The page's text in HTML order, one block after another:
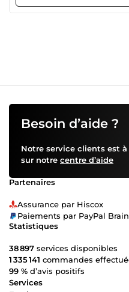
Besoin d’aide ?
Notre service clients est
sur notre centre d’aide
Partenaires
Assurance par Hiscox
Paiements par PayPal
Statistiques
38 897 services disponibles
1 335 141 commandes
99 % d’avis positifs
Services